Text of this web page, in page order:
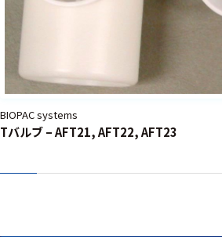
BIOPAC systems
Tバルブ – AFT21, AFT22, AFT23